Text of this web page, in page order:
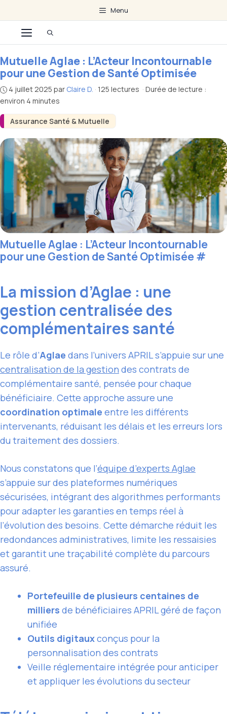
au
contenu
Menu
Menu
Assurance Santé & Mutuelle
Mutuelle Aglae : L’Acteur Incontournable
pour une Gestion de Santé Optimisée
4 juillet 2025 par Claire D. · 125 lectures · Durée de lecture :
environ 4 minutes
Mutuelle Aglae : L’Acteur Incontournable
pour une Gestion de Santé Optimisée#
La mission d’Aglae : une
gestion centralisée des
complémentaires santé
Le rôle d’Aglae dans l’univers APRIL s’appuie sur une
centralisation de la gestion des contrats de
complémentaire santé, pensée pour chaque
bénéficiaire. Cette approche assure une
coordination optimale entre les différents
intervenants, réduisant les délais et les erreurs lors
du traitement des dossiers.
Nous constatons que l’équipe d’experts Aglae
s’appuie sur des plateformes numériques
sécurisées, intégrant des algorithmes performants
pour adapter les garanties en temps réel à
l’évolution des besoins. Cette démarche réduit les
redondances administratives, limite les ressaisies
et garantit une traçabilité complète du parcours
assuré.
Portefeuille de plusieurs centaines de
milliers de bénéficiaires APRIL géré de façon
unifiée
Outils digitauxconçus pour la
personnalisation des contrats
Veille réglementaire intégrée pour anticiper
et appliquer les évolutions du secteur